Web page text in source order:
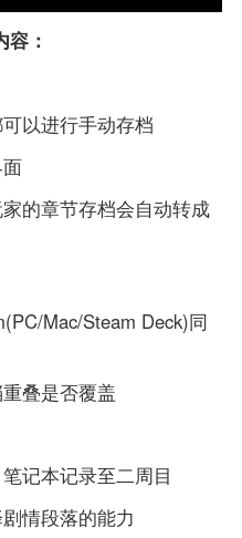
：
以进行手动存档
的章节存档会自动转成
Mac/Steam Deck)同
叠是否覆盖
记本记录至二周目
情段落的能力